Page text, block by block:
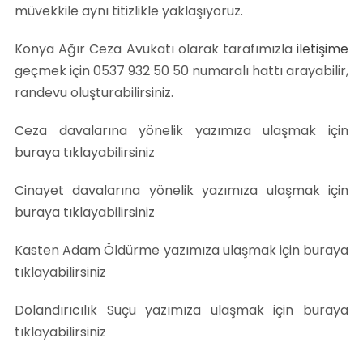
müvekkile aynı titizlikle yaklaşıyoruz.
Konya Ağır Ceza Avukatı olarak tarafımızla iletişime
geçmek için 0537 932 50 50 numaralı hattı arayabilir,
randevu oluşturabilirsiniz.
Ceza davalarına yönelik yazımıza ulaşmak için
buraya tıklayabilirsiniz
Cinayet davalarına yönelik yazımıza ulaşmak için
buraya tıklayabilirsiniz
Kasten Adam Öldürme yazımıza ulaşmak için buraya
tıklayabilirsiniz
Dolandırıcılık Suçu yazımıza ulaşmak için buraya
tıklayabilirsiniz